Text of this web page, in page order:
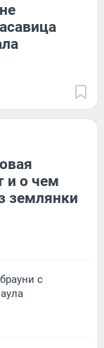
и о чем
землянки
с